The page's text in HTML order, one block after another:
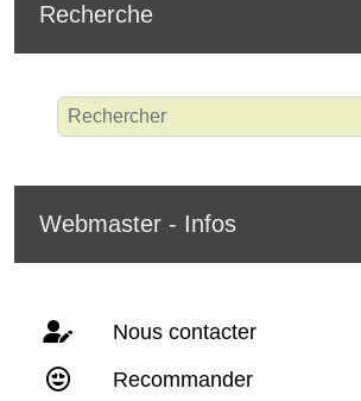
Recherche
Webmaster - Infos
Nous contacter
Recommander